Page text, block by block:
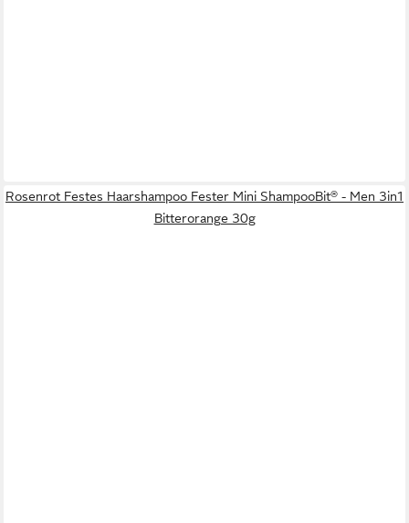
Rosenrot Festes Haarshampoo Fester Mini ShampooBit® - Men 3in1
Bitterorange 30g